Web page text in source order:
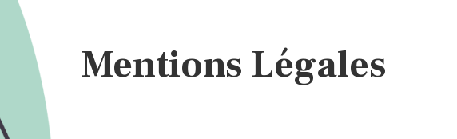
Mentions Légales